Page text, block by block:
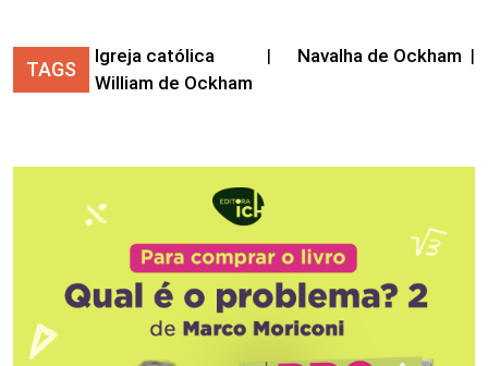
TAGS
Igreja católica | Navalha de Ockham |
William de Ockham